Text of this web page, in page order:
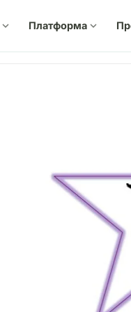
expand_more Платформа expand_more